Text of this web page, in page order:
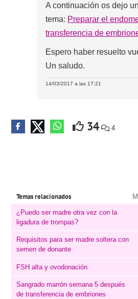
A continuación os dejo
tema: Preparar el
transferencia de
Espero haber resuelto
Un saludo.
14/03/2017 a las 17:21
34 4
Temas relacionados
¿Puedo ser madre otra vez con la
ligadura de trompas?
Requisitos para ser madre soltera con
semen de donante
FSH alta y ovodonación
Sangrado marrón semana 5 después
de transferencia de embriones